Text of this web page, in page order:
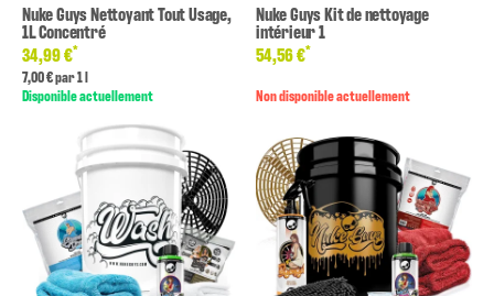
Nuke Guys Nettoyant Tout Usage,
1L Concentré
34,99 €*
7,00 € par 1 l
Disponible actuellement
Nuke Guys Kit de nettoyage
intérieur 1
54,56 €*
Non disponible actuellement